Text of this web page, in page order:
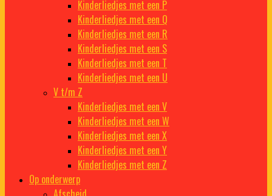
Kinderliedjes met een P
Kinderliedjes met een Q
Kinderliedjes met een R
Kinderliedjes met een S
Kinderliedjes met een T
Kinderliedjes met een U
V t/m Z
Kinderliedjes met een V
Kinderliedjes met een W
Kinderliedjes met een X
Kinderliedjes met een Y
Kinderliedjes met een Z
Op onderwerp